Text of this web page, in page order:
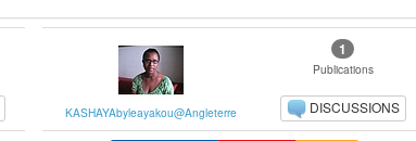
KASHAYAbyleayakou@Angleterre
1
Publications
DISCUSSIONS